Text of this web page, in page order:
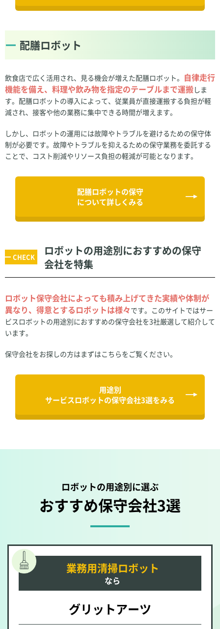
配膳ロボット
飲食店で広く活用され、見る機会が増えた配膳ロボット。 自律走行
機能を備え、料理や飲み物を指定のテーブルまで運搬しま
す。配膳ロボットの導入によって、従業員が直接運搬する負担が軽
減され、接客や他の業務に集中できる時間が増えます​​。
しかし、ロボットの運用には故障やトラブルを避けるための保守体
制が必要です。故障やトラブルを抑えるための保守業務を委託する
ことで、コスト削減やリソース負担の軽減が可能となります。
配膳ロボットの保守
について詳しくみる
ロボットの用途別におすすめの保守
会社を特集
ロボット保守会社によっても積み上げてきた実績や体制が
異なり、得意とするロボットは様々です。このサイトではサー
ビスロボットの用途別におすすめの保守会社を3社厳選して紹介して
います。
保守会社をお探しの方はまずはこちらをご覧ください。
用途別
サービスロボットの保守会社3選をみる
ロボットの用途別に選ぶ
おすすめ保守会社3選
業務用清掃ロボット
なら
グリットアーツ